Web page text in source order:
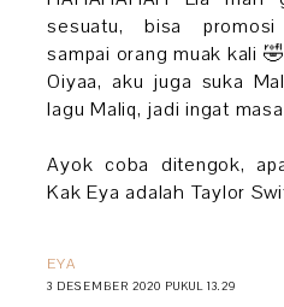
sesuatu, bisa
sampai orang muak kali 🤣
Oiyaa, aku juga suka
lagu Maliq, jadi ingat
Ayok coba ditengok,
Kak Eya adalah Taylor
EYA
3 DESEMBER 2020 PUKUL 13.29